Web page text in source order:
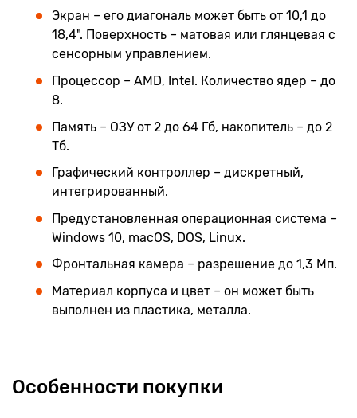
Экран – его диагональ может быть от 10,1 до
18,4". Поверхность – матовая или глянцевая с
сенсорным управлением.
Процессор – AMD, Intel. Количество ядер – до
8.
Память – ОЗУ от 2 до 64 Гб, накопитель – до 2
Тб.
Графический контроллер – дискретный,
интегрированный.
Предустановленная операционная система –
Windows 10, macOS, DOS, Linux.
Фронтальная камера – разрешение до 1,3 Мп.
Материал корпуса и цвет – он может быть
выполнен из пластика, металла.
Особенности покупки